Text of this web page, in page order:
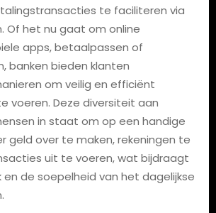
te faciliteren via
Of het nu gaat om online
apps, betaalpassen of
banken bieden klanten
om veilig en efficiënt
voeren. Deze diversiteit aan
in staat om op een handige
geld over te maken, rekeningen te
uit te voeren, wat bijdraagt
de soepelheid van het dagelijkse